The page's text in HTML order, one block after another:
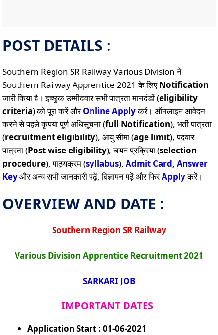
POST DETAILS :
Southern Region SR Railway Various Division ने
Southern Railway Apprentice 2021 के लिएNotification
जारी किया है। इच्छुक उम्मीदवार सभी पात्रता मानदंडों (eligibility
criteria) को पूरा करें औरOnlineApplyकरें। ऑनलाइन आवेदन
करने से पहले कृपया पूर्ण अधिसूचना (full Notification), भर्ती पात्रता
(recruitment eligibility), आयु सीमा (age limit), पदवार
पात्रता (Post wise eligibility), चयन प्रक्रिया (selection
procedure), पाठ्यक्रम (syllabus), Admit Card, Answer
Keyऔर अन्य सभी जानकारी पढ़ें, विज्ञापन पढ़ें और फिरApplyकरें।
OVERVIEW AND DATE :
Southern Region SR Railway
Various Division Apprentice Recruitment 2021
SARKARI JOB
IMPORTANT DATES
Application Start : 01-06-2021